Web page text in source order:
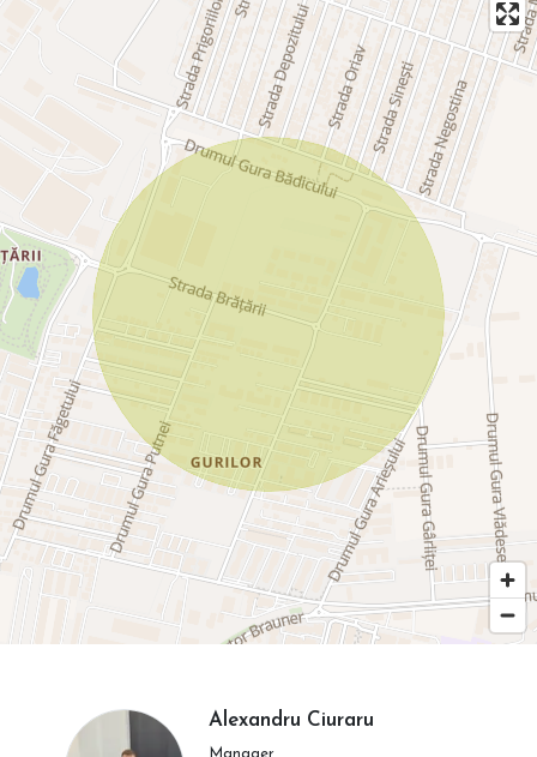
Alexandru Ciuraru
Manager